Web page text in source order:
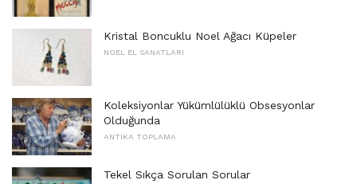
Kristal Boncuklu Noel Ağacı Küpeler
NOEL EL SANATLARI
Koleksiyonlar Yükümlülüklü Obsesyonlar
Olduğunda
ANTIKA TOPLAMA
Tekel Sıkça Sorulan Sorular